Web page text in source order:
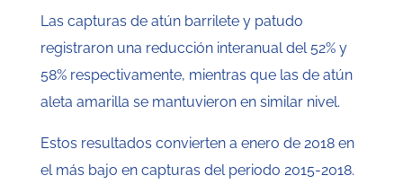
Las capturas de atún barrilete y patudo
registraron una reducción interanual del 52% y
58% respectivamente, mientras que las de atún
aleta amarilla se mantuvieron en similar nivel.
Estos resultados convierten a enero de 2018 en
el más bajo en capturas del periodo 2015-2018.